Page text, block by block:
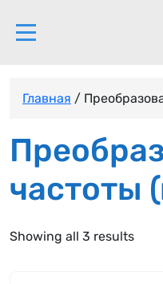
Главная /
частоты
Showing all 3 results